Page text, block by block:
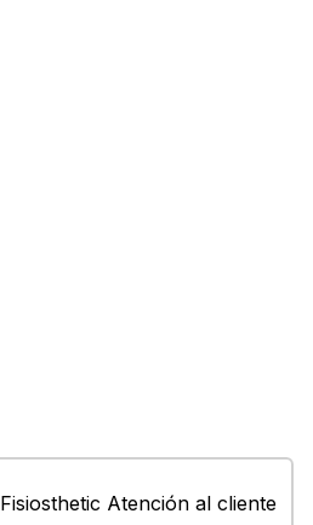
Fisiosthetic Atención al cliente